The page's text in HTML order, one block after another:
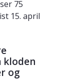
75
15. april
og